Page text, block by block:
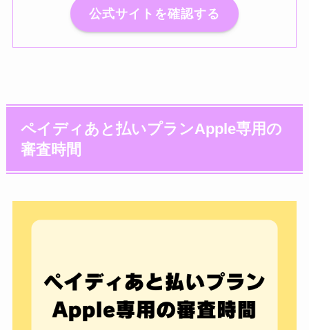
公式サイトを確認する
ペイディあと払いプランApple専用の
審査時間